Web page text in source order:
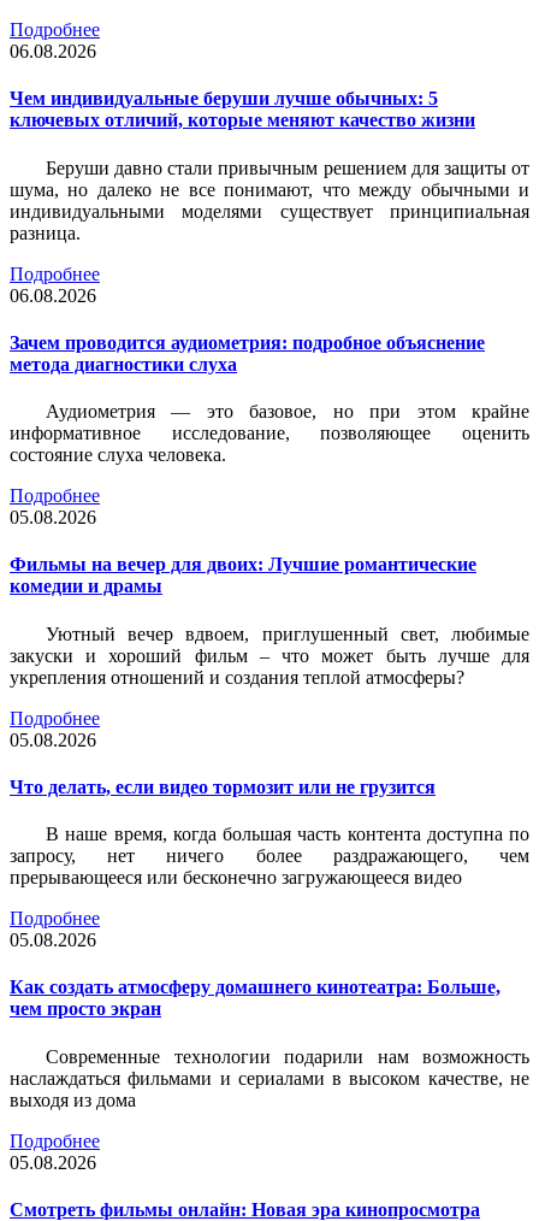
Подробнее
06.08.2026
Чем индивидуальные беруши лучше обычных: 5
ключевых отличий, которые меняют качество жизни
Беруши давно стали привычным решением для защиты от
шума, но далеко не все понимают, что между обычными и
индивидуальными моделями существует принципиальная
разница.
Подробнее
06.08.2026
Зачем проводится аудиометрия: подробное объяснение
метода диагностики слуха
Аудиометрия — это базовое, но при этом крайне
информативное исследование, позволяющее оценить
состояние слуха человека.
Подробнее
05.08.2026
Фильмы на вечер для двоих: Лучшие романтические
комедии и драмы
Уютный вечер вдвоем, приглушенный свет, любимые
закуски и хороший фильм – что может быть лучше для
укрепления отношений и создания теплой атмосферы?
Подробнее
05.08.2026
Что делать, если видео тормозит или не грузится
В наше время, когда большая часть контента доступна по
запросу, нет ничего более раздражающего, чем
прерывающееся или бесконечно загружающееся видео
Подробнее
05.08.2026
Как создать атмосферу домашнего кинотеатра: Больше,
чем просто экран
Современные технологии подарили нам возможность
наслаждаться фильмами и сериалами в высоком качестве, не
выходя из дома
Подробнее
05.08.2026
Смотреть фильмы онлайн: Новая эра кинопросмотра